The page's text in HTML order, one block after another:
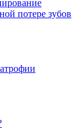
потере зубов